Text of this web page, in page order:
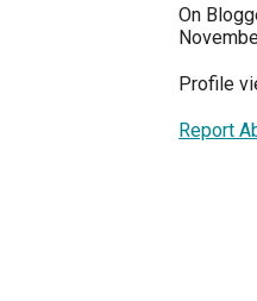
On
Profile
Report